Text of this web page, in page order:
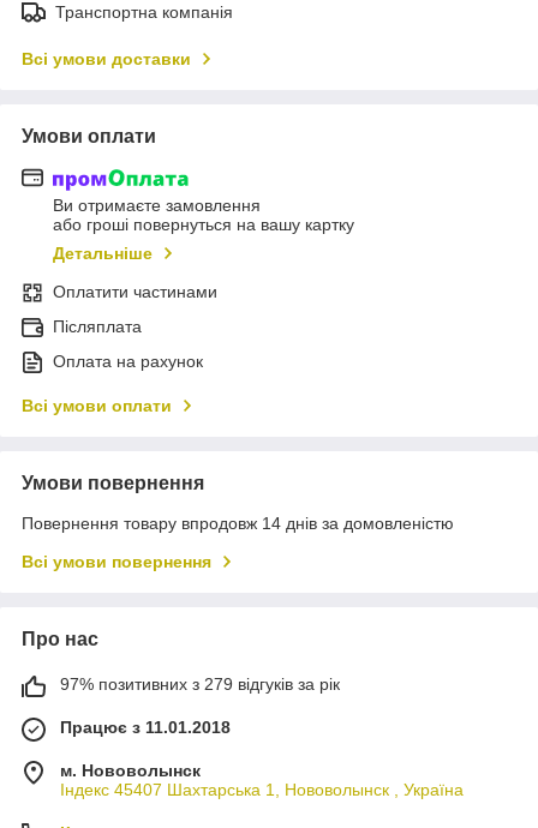
Транспортна компанія
Всі умови доставки
Умови оплати
Ви отримаєте замовлення
або гроші повернуться на вашу картку
Детальніше
Оплатити частинами
Післяплата
Оплата на рахунок
Всі умови оплати
Умови повернення
Повернення товару впродовж 14 днів за домовленістю
Всі умови повернення
Про нас
97% позитивних з 279 відгуків за рік
Працює з 11.01.2018
м. Нововолынск
Індекс 45407 Шахтарська 1, Нововолынск , Україна